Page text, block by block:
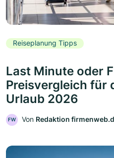
Reiseplanung Tipps
Last Minute oder
Preisvergleich für
Urlaub 2026
FW Von Redaktion